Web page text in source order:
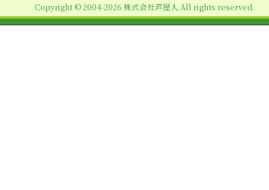
Copyright © 2004-2026 株式会社芦屋人 All rights reserved.